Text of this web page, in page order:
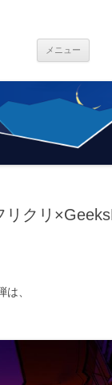
メニュー
ス
ッ
クリ
、